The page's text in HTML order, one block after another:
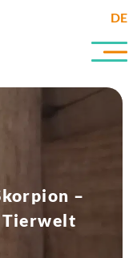
DE
–